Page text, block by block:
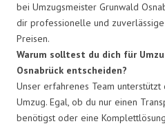
bei Umzugsmeister Grunwald
dir professionelle und zuverlässige
Preisen.
Warum solltest du dich für
Osnabrück entscheiden?
Unser erfahrenes Team
Umzug. Egal, ob du nur einen
benötigst oder eine